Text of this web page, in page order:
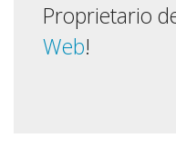
Proprietario
Web!